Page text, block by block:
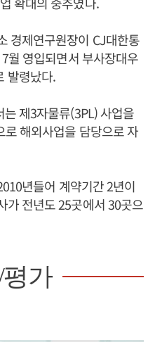
경제연구원장이 CJ대한통
월 영입되면서 부사장대우
발령났다.
제3자물류(3PL) 사업을
해외사업을 담당으로 자
년들어 계약기간 2년이
가 전년도 25곳에서 30곳으
가